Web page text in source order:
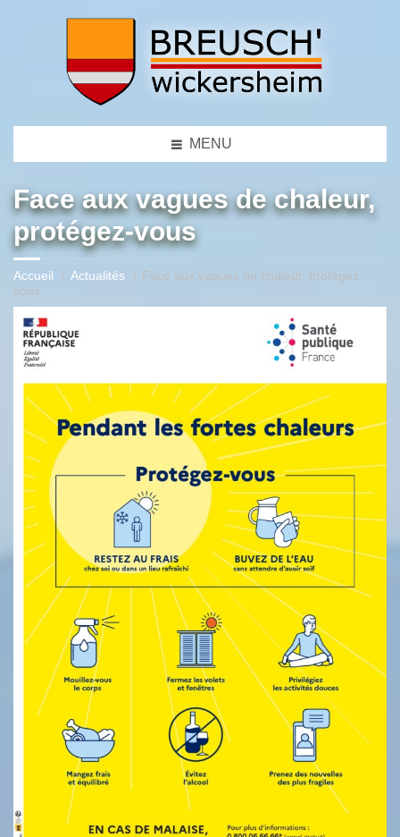
MENU
Face aux vagues de chaleur,
protégez-vous
Accueil Actualités
Face aux vagues de chaleur, protégez-
vous